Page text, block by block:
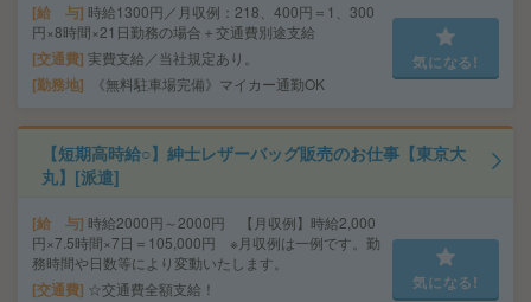
給 与 時給1300円／月収例：218、400円＝1、300
円×8時間×21日勤務の場合＋交通費別途支給
交通費 実費支給／当社規定あり。
勤務地 《無料駐車場完備》マイカー通勤OK
気になる!
【短期高時給○】紳士レザーバッグ販売のお仕事【東京大
丸】[派遣]
給 与 時給2000円～2000円 【月収例】時給2,000
円×7.5時間×7日＝105,000円 ※月収例は一例です。勤
務時間や日数等により変動いたします。
交通費 ☆交通費全額支給！ 気になる!